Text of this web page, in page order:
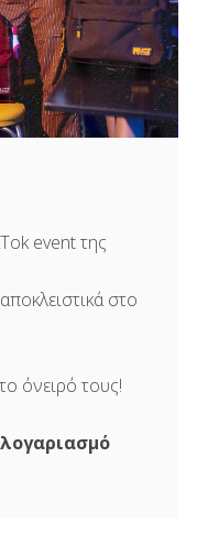
event της
στο
όνειρό τους!